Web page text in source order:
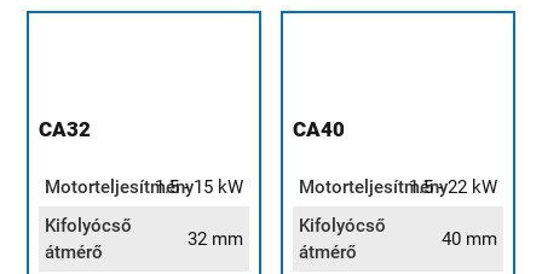
CA32
Motorteljesítmény1.5 - 15 kW
Kifolyócső
átmérő
32 mm
CA40
Motorteljesítmény1.5 - 22 kW
Kifolyócső
átmérő
40 mm